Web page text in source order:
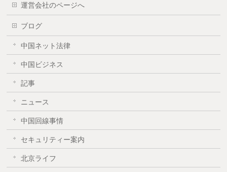
運営会社のページへ
ブログ
中国ネット法律
中国ビジネス
記事
ニュース
中国回線事情
セキュリティー案内
北京ライフ